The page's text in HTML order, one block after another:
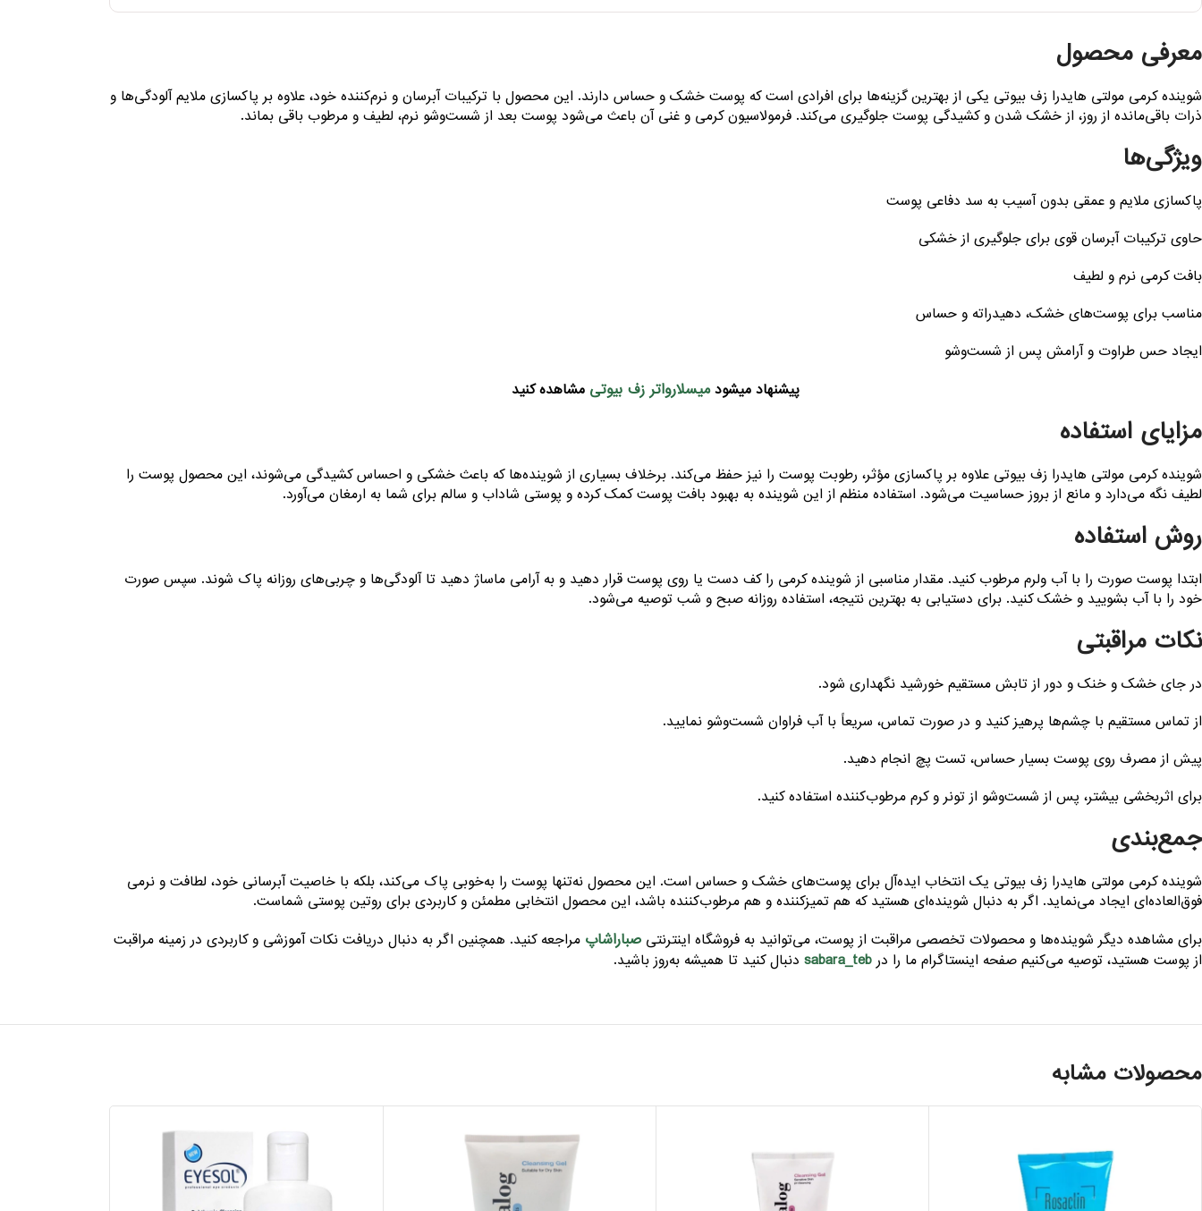
معرفی محصول
شوینده کرمی مولتی هایدرا زف بیوتی یکی از بهترین گزینه‌ها برای افرادی است که پوست خشک و حساس دارند. این محصول با ترکیبات آبرسان و نرم‌کننده خود، علاوه بر پاکسازی ملایم آلودگی‌ها و
ذرات باقی‌مانده از روز، از خشک شدن و کشیدگی پوست جلوگیری می‌کند. فرمولاسیون کرمی و غنی آن باعث می‌شود پوست بعد از شست‌وشو نرم، لطیف و مرطوب باقی بماند.
ویژگی‌ها
پاکسازی ملایم و عمقی بدون آسیب به سد دفاعی پوست
حاوی ترکیبات آبرسان قوی برای جلوگیری از خشکی
بافت کرمی نرم و لطیف
مناسب برای پوست‌های خشک، دهیدراته و حساس
ایجاد حس طراوت و آرامش پس از شست‌وشو
پیشنهاد میشودمیسلارواتر زف بیوتی مشاهده کنید
مزایای استفاده
شوینده کرمی مولتی هایدرا زف بیوتی علاوه بر پاکسازی مؤثر، رطوبت پوست را نیز حفظ می‌کند. برخلاف بسیاری از شوینده‌ها که باعث خشکی و احساس کشیدگی می‌شوند، این محصول پوست را
لطیف نگه می‌دارد و مانع از بروز حساسیت می‌شود. استفاده منظم از این شوینده به بهبود بافت پوست کمک کرده و پوستی شاداب و سالم برای شما به ارمغان می‌آورد.
روش استفاده
ابتدا پوست صورت را با آب ولرم مرطوب کنید. مقدار مناسبی از شوینده کرمی را کف دست یا روی پوست قرار دهید و به آرامی ماساژ دهید تا آلودگی‌ها و چربی‌های روزانه پاک شوند. سپس صورت
خود را با آب بشویید و خشک کنید. برای دستیابی به بهترین نتیجه، استفاده روزانه صبح و شب توصیه می‌شود.
نکات مراقبتی
در جای خشک و خنک و دور از تابش مستقیم خورشید نگهداری شود.
از تماس مستقیم با چشم‌ها پرهیز کنید و در صورت تماس، سریعاً با آب فراوان شست‌وشو نمایید.
پیش از مصرف روی پوست بسیار حساس، تست پچ انجام دهید.
برای اثربخشی بیشتر، پس از شست‌وشو از تونر و کرم مرطوب‌کننده استفاده کنید.
جمع‌بندی
شوینده کرمی مولتی هایدرا زف بیوتی یک انتخاب ایده‌آل برای پوست‌های خشک و حساس است. این محصول نه‌تنها پوست را به‌خوبی پاک می‌کند، بلکه با خاصیت آبرسانی خود، لطافت و نرمی
فوق‌العاده‌ای ایجاد می‌نماید. اگر به دنبال شوینده‌ای هستید که هم تمیزکننده و هم مرطوب‌کننده باشد، این محصول انتخابی مطمئن و کاربردی برای روتین پوستی شماست.
برای مشاهده دیگر شوینده‌ها و محصولات تخصصی مراقبت از پوست، می‌توانید به فروشگاه اینترنتی صباراشاپ مراجعه کنید. همچنین اگر به دنبال دریافت نکات آموزشی و کاربردی در زمینه مراقبت
از پوست هستید، توصیه می‌کنیم صفحه اینستاگرام ما را در sabara_teb دنبال کنید تا همیشه به‌روز باشید.
محصولات مشابه